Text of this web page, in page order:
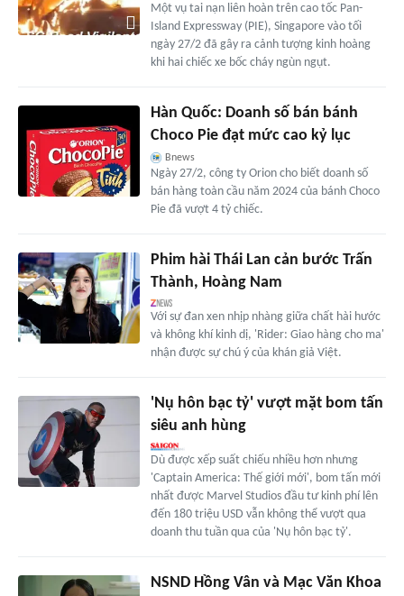
Một vụ tai nạn liên hoàn trên cao tốc Pan-
Island Expressway (PIE), Singapore vào tối
ngày 27/2 đã gây ra cảnh tượng kinh hoàng
khi hai chiếc xe bốc cháy ngùn ngụt.
Hàn Quốc: Doanh số bán bánh
Choco Pie đạt mức cao kỷ lục
Bnews
Ngày 27/2, công ty Orion cho biết doanh số
bán hàng toàn cầu năm 2024 của bánh Choco
Pie đã vượt 4 tỷ chiếc.
Phim hài Thái Lan cản bước Trấn
Thành, Hoàng Nam
Với sự đan xen nhịp nhàng giữa chất hài hước
và không khí kinh dị, 'Rider: Giao hàng cho ma'
nhận được sự chú ý của khán giả Việt.
'Nụ hôn bạc tỷ' vượt mặt bom tấn
siêu anh hùng
Dù được xếp suất chiếu nhiều hơn nhưng
'Captain America: Thế giới mới', bom tấn mới
nhất được Marvel Studios đầu tư kinh phí lên
đến 180 triệu USD vẫn không thể vượt qua
doanh thu tuần qua của 'Nụ hôn bạc tỷ'.
NSND Hồng Vân và Mạc Văn Khoa